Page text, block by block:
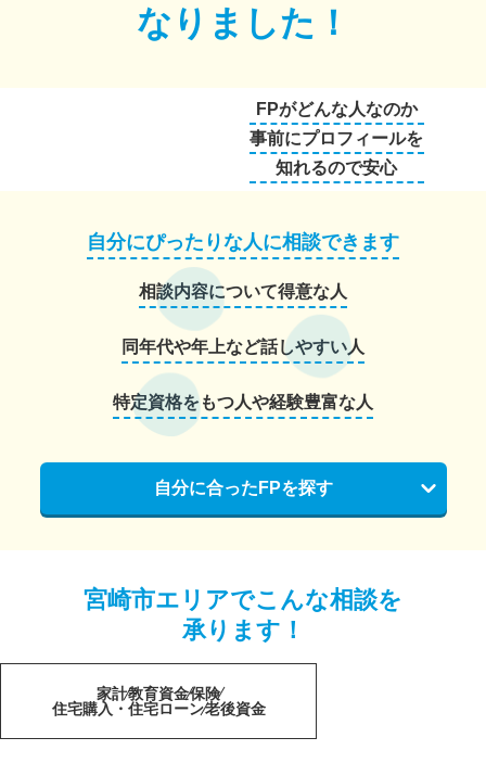
なりました！
FPがどんな人なのか
事前にプロフィールを
知れるので安心
自分にぴったりな人に相談できます
相談内容について得意な人
同年代や年上など話しやすい人
特定資格をもつ人や経験豊富な人
自分に合ったFPを探す
宮崎市エリアでこんな相談を
承ります！
家計教育資金保険
住宅購入・住宅ローン老後資金